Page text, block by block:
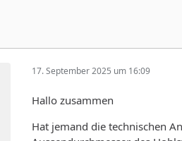
17. September 2025 um 16:09
Hallo zusammen
Hat jemand die technischen